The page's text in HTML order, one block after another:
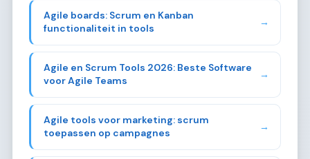
Agile boards: Scrum en Kanban
functionaliteit in tools
→
Agile en Scrum Tools 2026: Beste Software
voor Agile Teams
→
Agile tools voor marketing: scrum
toepassen op campagnes
→